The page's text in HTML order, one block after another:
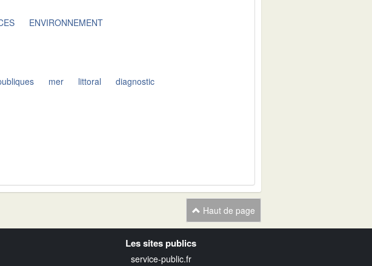
ENVIRONNEMENT
mer littoral
diagnostic
Haut de page
Les sites publics
service-public.fr